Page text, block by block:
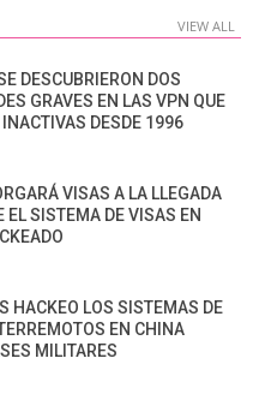
VIEW ALL
DESCUBRIERON DOS
GRAVES EN LAS VPN QUE
DESDE 1996
VISAS A LA LLEGADA
EL SISTEMA DE VISAS EN
HACKEO LOS SISTEMAS DE
EN CHINA
MILITARES